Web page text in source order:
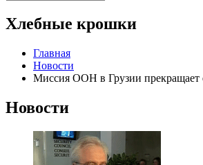
Хлебные крошки
Главная
Новости
Миссия ООН в Грузии прекращает
Новости